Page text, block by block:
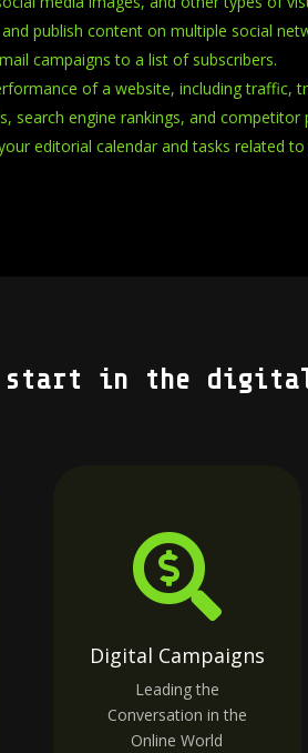
publish content on multiple social
campaigns to a list of subscribers.
of a website, including traffic,
search engine rankings, and competitor
editorial calendar and tasks related
in the

Digital Campaigns
Leading the
Conversation in the
Online World